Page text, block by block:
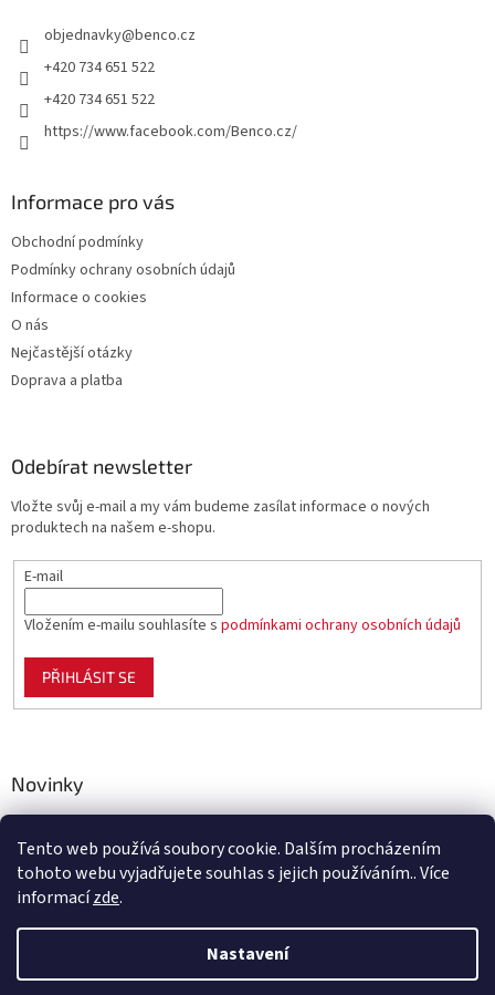
Tento web používá soubory cookie. Dalším procházením
tohoto webu vyjadřujete souhlas s jejich používáním.. Více
informacízde.
Nastavení
Vážení zákazníci, ve čtvrtek 6. 8. 2026 bude naše společnost z důvodu
y
objednavky@benco.cz
+420 734 651 522
+420 734 651 522
https://www.facebook.com/Benco.cz/
Informace pro vás
Obchodní podmínky
Podmínky ochrany osobních údajů
Informace o cookies
O nás
Nejčastější otázky
Doprava a platba
Odebírat newsletter
Vložte svůj e-mail a my vám budeme zasílat informace o nových
produktech na našem e-shopu.
E-mail
Vložením e-mailu souhlasíte s podmínkami ochrany osobních údajů
PŘIHLÁSIT SE
Novinky
zahradu, chov i domácnost